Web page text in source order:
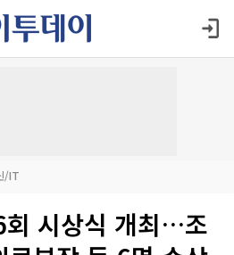
/IT
회 시상식 개최…조